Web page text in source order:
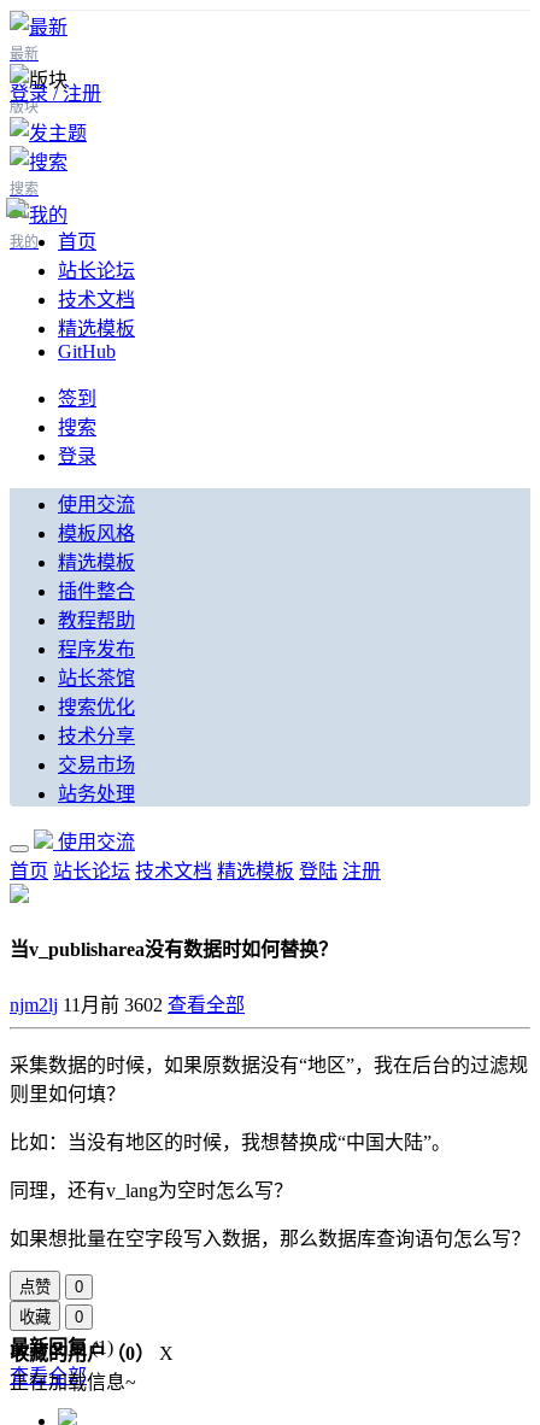
最新
版块
搜索
我的
登录 / 注册
首页
站长论坛
技术文档
精选模板
GitHub
签到
搜索
登录
使用交流
模板风格
精选模板
插件整合
教程帮助
程序发布
站长茶馆
搜索优化
技术分享
交易市场
站务处理
使用交流
首页 站长论坛 技术文档 精选模板 登陆 注册
当v_publisharea没有数据时如何替换？
njm2lj 11月前 3602 查看全部
采集数据的时候，如果原数据没有“地区”，我在后台的过滤规
则里如何填？
比如：当没有地区的时候，我想替换成“中国大陆”。
同理，还有v_lang为空时怎么写？
如果想批量在空字段写入数据，那么数据库查询语句怎么写？
点赞
0
收藏
0
收藏的用户（0）
X
正在加载信息~
最新回复(1)
查看全部